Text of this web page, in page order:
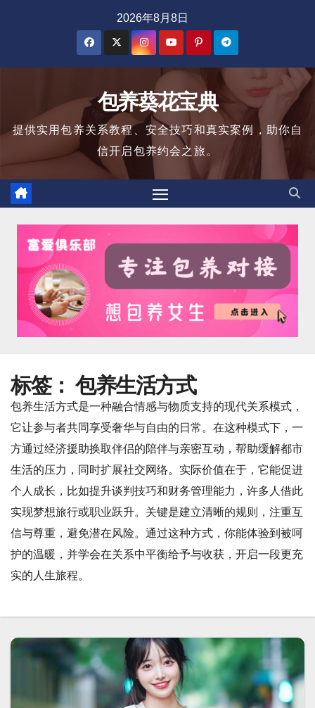
2026年8月8日
包养葵花宝典
提供实用包养关系教程、安全技巧和真实案例，助你自
信开启包养约会之旅。
标签： 包养生活方式
包养生活方式是一种融合情感与物质支持的现代关系模式，
它让参与者共同享受奢华与自由的日常。在这种模式下，一
方通过经济援助换取伴侣的陪伴与亲密互动，帮助缓解都市
生活的压力，同时扩展社交网络。实际价值在于，它能促进
个人成长，比如提升谈判技巧和财务管理能力，许多人借此
实现梦想旅行或职业跃升。关键是建立清晰的规则，注重互
信与尊重，避免潜在风险。通过这种方式，你能体验到被呵
护的温暖，并学会在关系中平衡给予与收获，开启一段更充
实的人生旅程。